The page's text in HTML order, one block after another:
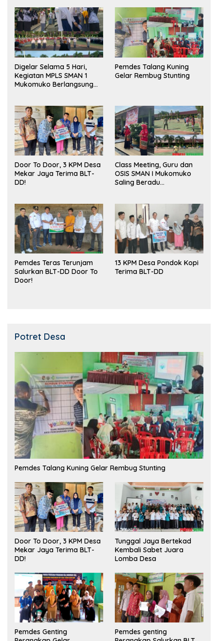
Digelar Selama 5 Hari,
Kegiatan MPLS SMAN 1
Mukomuko Berlangsung
Pemdes Talang Kuning
Gelar Rembug Stunting
Door To Door, 3 KPM Desa
Mekar Jaya Terima BLT-
DD!
Class Meeting, Guru dan
OSIS SMAN I Mukomuko
Saling Beradu
Pemdes Teras Terunjam
Salurkan BLT-DD Door To
Door!
13 KPM Desa Pondok Kopi
Terima BLT-DD
Potret Desa
Pemdes Talang Kuning Gelar Rembug Stunting
Door To Door, 3 KPM Desa
Mekar Jaya Terima BLT-
DD!
Tunggal Jaya Bertekad
Kembali Sabet Juara
Lomba Desa
Pemdes Genting
Pemdes genting